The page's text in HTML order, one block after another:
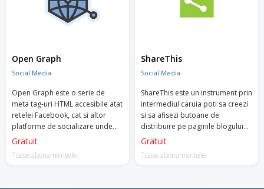
Open Graph
Social Media
Open Graph este o serie de
meta tag-uri HTML accesibile atat
retelei Facebook, cat si altor
platforme de socializare unde
poti sa distribui informatii.
Gratuit
Toate abonamentele
ShareThis
Social Media
ShareThis este un instrument prin
intermediul caruia poti sa creezi
si sa afisezi butoane de
distribuire pe paginile blogului
din magazinul tau online.
Gratuit
Toate abonamentele